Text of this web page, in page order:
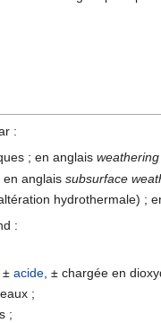
:
; en anglaisweathering
en anglaissubsurface
hydrothermale) ;
:
±acide , ± chargée en
;
;